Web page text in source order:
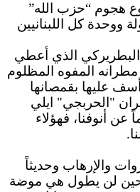
هجوم “حزب الله”
كل اللبنانيين
الكثير، فها هو بطريركنا ال 77 المتربع على كرسي صرحنا البطريركي الذي أعطي
المفوه المظلوم
عليها بقمصانها
"الحربجي" ايلي
عن أنوفنا، فهؤلاء
والإرهاب وحديثاً
لن يطول هي موضة